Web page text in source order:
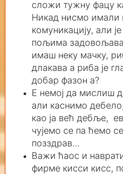
сложи тужну фацу
Никад нисмо имали
комуникацију, али
пољима
имаш неку мачку,
длакава а риба је
добар фазон а?
Е немој да мислиш
али каснимо
као ја већ дебље,
чујемо се па ћемо
позздрав...
Важи ћаос и
фирме кисси кисс,